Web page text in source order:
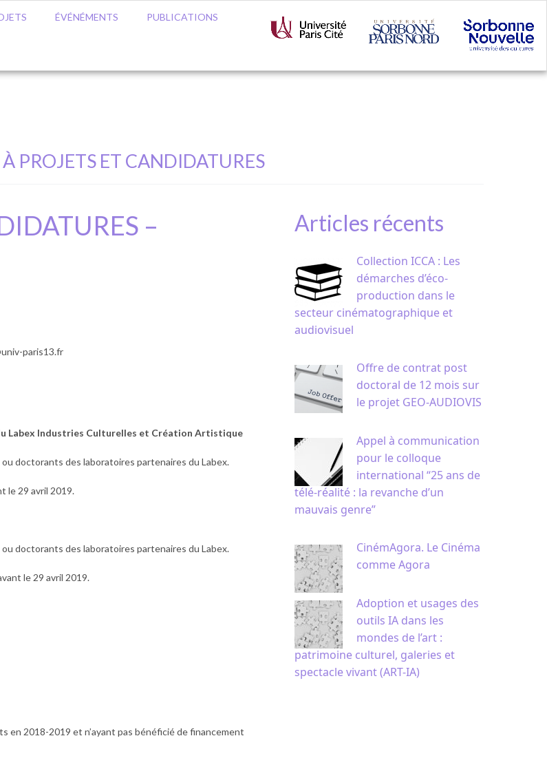
ÉVÉNÉMENTS PUBLICATIONS
PROJETS ET CANDIDATURES
–
paris13.fr
Labex Industries Culturelles et Création Artistique
doctorants des laboratoires partenaires du Labex.
le 29 avril 2019.
doctorants des laboratoires partenaires du Labex.
le 29 avril 2019.
2018-2019 et n’ayant pas bénéficié de financement
Articles récents
Collection ICCA : Les
démarches d’éco-
production dans le
secteur cinématographique et
audiovisuel
Offre de contrat post
doctoral de 12 mois sur
le projet GEO-AUDIOVIS
Appel à communication
pour le colloque
international “25 ans de
télé-réalité : la revanche d’un
mauvais genre”
CinémAgora. Le Cinéma
comme Agora
Adoption et usages des
outils IA dans les
mondes de l’art :
patrimoine culturel, galeries et
spectacle vivant (ART-IA)